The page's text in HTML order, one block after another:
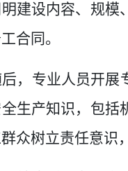
建设内容、规模
合同。
后，专业人员开展
生产知识，包括
众树立责任意识